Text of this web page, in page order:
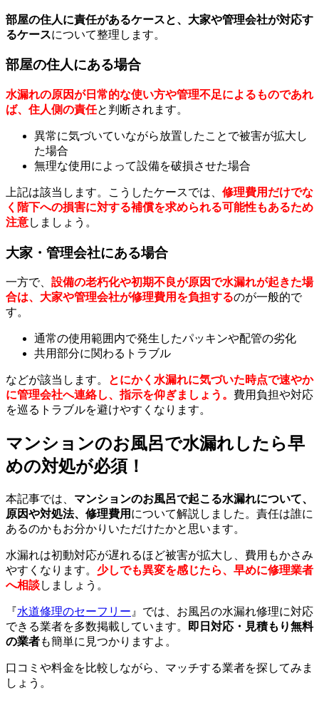
部屋の住人に責任があるケースと、大家や管理会社が対応す
るケースについて整理します。
部屋の住人にある場合
水漏れの原因が日常的な使い方や管理不足によるものであれ
ば、住人側の責任と判断されます。
異常に気づいていながら放置したことで被害が拡大し
た場合
無理な使用によって設備を破損させた場合
上記は該当します。こうしたケースでは、 修理費用だけでな
く階下への損害に対する補償を求められる可能性もあるため
注意しましょう。
大家・管理会社にある場合
一方で、 設備の老朽化や初期不良が原因で水漏れが起きた場
合は、大家や管理会社が修理費用を負担するのが一般的で
す。
通常の使用範囲内で発生したパッキンや配管の劣化
共用部分に関わるトラブル
などが該当します。
とにかく水漏れに気づいた時点で速やか
に管理会社へ連絡し、指示を仰ぎましょう。 費用負担や対応
を巡るトラブルを避けやすくなります。
マンションのお風呂で水漏れしたら早
めの対処が必須！
本記事では、 マンションのお風呂で起こる水漏れについて、
原因や対処法、修理費用 について解説しました。責任は誰に
あるのかもお分かりいただけたかと思います。
水漏れは初動対応が遅れるほど被害が拡大し、費用もかさみ
やすくなります。 少しでも異変を感じたら、早めに修理業者
へ相談しましょう。
『水道修理のセーフリー 』では、お風呂の水漏れ修理に対応
できる業者を多数掲載しています。
即日対応・見積もり無料
の業者も簡単に見つかりますよ。
口コミや料金を比較しながら、マッチする業者を探してみま
しょう。